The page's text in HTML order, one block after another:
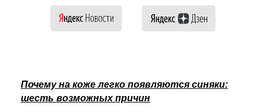
Почему на коже легко появляются синяки:
шесть возможных причин